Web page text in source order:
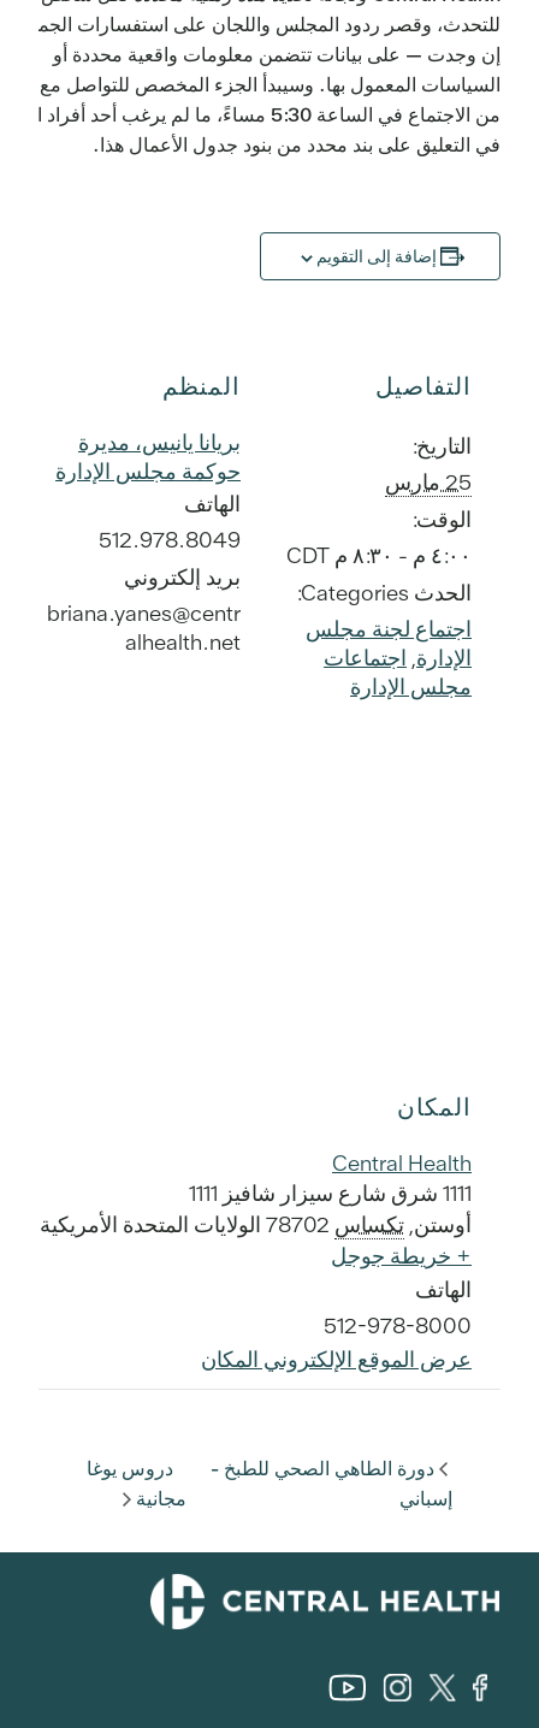
للتحدث، وقصر ردود المجلس واللجان على استفسارات
إن وجدت — على بيانات تتضمن معلومات واقعية محددة أو
السياسات المعمول بها. وسيبدأ الجزء المخصص للتواصل مع
من الاجتماع في الساعة 5:30 مساءً، ما لم يرغب أحد أفراد
في التعليق على بند محدد من بنود جدول الأعمال هذا.
إضافة إلى التقويم
التفاصيل
التاريخ:
25 مارس
الوقت:
٤:٠٠ م - ٨:٣٠ م
CDT
الحدث Categories:
اجتماع لجنة مجلس
الإدارة, اجتماعات
مجلس الإدارة
المنظم
بريانا يانيس، مديرة
حوكمة مجلس الإدارة
الهاتف
512.978.8049
بريد إلكتروني
briana.yanes@centr
alhealth.net
المكان
Central Health
1111 شرق شارع سيزار شافيز 1111
أوستن, تكساس 78702 الولايات المتحدة الأمريكية
+ خريطة جوجل
الهاتف
512-978-8000
عرض الموقع الإلكتروني المكان
دورة الطاهي الصحي للطبخ -
إسباني
دروس يوغا
مجانية